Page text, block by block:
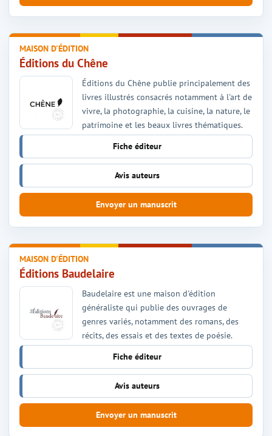
MAISON D'ÉDITION
Éditions Baudelaire
Baudelaire est une maison d'édition
généraliste qui publie des ouvrages de
genres variés, notamment des romans, des
récits, des essais et des textes de poésie.
Fiche éditeur
Avis auteurs
Envoyer un manuscrit
MAISON D'ÉDITION
Éditions du Chêne
Éditions du Chêne publie principalement des
livres illustrés consacrés notamment à l'art de
vivre, la photographie, la cuisine, la nature, le
patrimoine et les beaux livres thématiques.
Fiche éditeur
Avis auteurs
Envoyer un manuscrit